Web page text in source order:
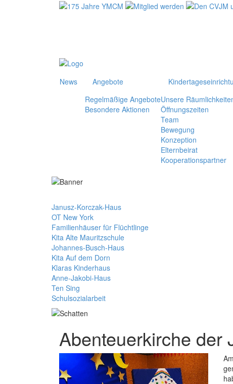
News
Angebote
Regelmäßige Angebote
Besondere Aktionen
Unsere
Öffnungszeiten
Team
Bewegung
Konzeption
Elternbeirat
Kooperationspartner
Janusz-Korczak-Haus
OT New York
Familienhäuser für Flüchtlinge
Kita Alte Mauritzschule
Johannes-Busch-Haus
Kita Auf dem Dorn
Klaras Kinderhaus
Anne-Jakobi-Haus
Ten Sing
Schulsozialarbeit
Abenteuerkirche der